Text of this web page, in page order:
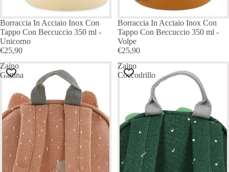
Borraccia In Acciaio Inox Con
Tappo Con Beccuccio 350 ml -
Unicorno
€25,90
Borraccia In Acciaio Inox Con
Tappo Con Beccuccio 350 ml -
Volpe
€25,90
Zaino
Gattina
Zaino
Coccodrillo